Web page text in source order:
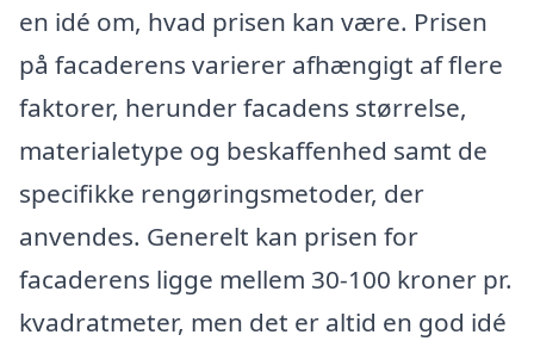
en idé om, hvad prisen kan være. Prisen
på facaderens varierer afhængigt af flere
faktorer, herunder facadens størrelse,
materialetype og beskaffenhed samt de
specifikke rengøringsmetoder, der
anvendes. Generelt kan prisen for
facaderens ligge mellem 30-100 kroner pr.
kvadratmeter, men det er altid en god idé